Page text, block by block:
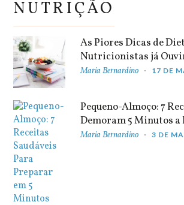
NUTRIÇÃO
As Piores Dicas de
Nutricionistas já
Maria Bernardino 17 DE
Pequeno-Almoço: 7
Demoram 5 Minutos
Maria Bernardino 3 DE